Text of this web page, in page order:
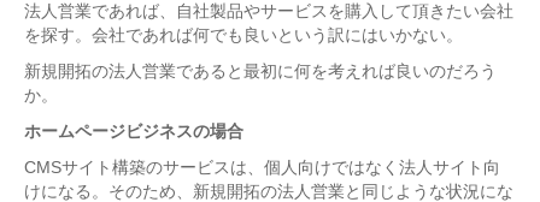
法人営業であれば、自社製品やサービスを購入して頂きたい会社
を探す。会社であれば何でも良いという訳にはいかない。
新規開拓の法人営業であると最初に何を考えれば良いのだろう
か。
ホームページビジネスの場合
CMSサイト構築のサービスは、個人向けではなく法人サイト向
けになる。そのため、新規開拓の法人営業と同じような状況にな